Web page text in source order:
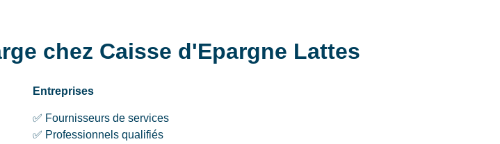
chez Caisse d'Epargne Lattes
Entreprises
✅ Fournisseurs de services
✅ Professionnels qualifiés